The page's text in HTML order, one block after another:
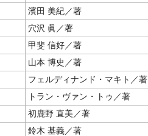
濱田 美紀／著
穴沢 眞／著
甲斐 信好／著
山本 博史／著
フェルディナンド・マキト／著
トラン・ヴァン・トゥ／著
初鹿野 直美／著
鈴木 基義／著